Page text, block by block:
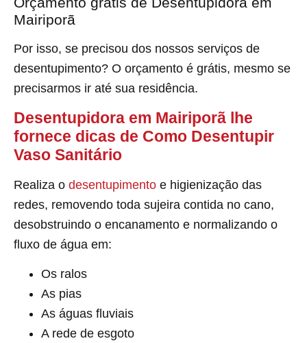
Mairiporã
Por isso, se precisou dos nossos serviços de
desentupimento? O orçamento é grátis, mesmo se
precisarmos ir até sua residência.
Desentupidora em Mairiporã lhe
fornece dicas de Como Desentupir
Vaso Sanitário
Realiza o desentupimento e higienização das
redes, removendo toda sujeira contida no cano,
desobstruindo o encanamento e normalizando o
fluxo de água em:
Os ralos
As pias
As águas fluviais
A rede de esgoto